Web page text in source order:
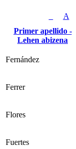
A
Primer apellido -
Lehen abizena
Fernández
Ferrer
Flores
Fuertes